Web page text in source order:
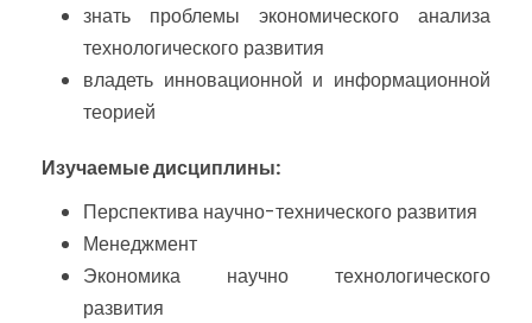
знать проблемы экономического анализа
технологического развития
владеть инновационной и информационной
теорией
Изучаемые дисциплины:
Перспектива научно-технического развития
Менеджмент
Экономика научно технологического
развития